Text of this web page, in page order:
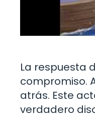
La respuesta
compromiso.
atrás. Este
verdadero